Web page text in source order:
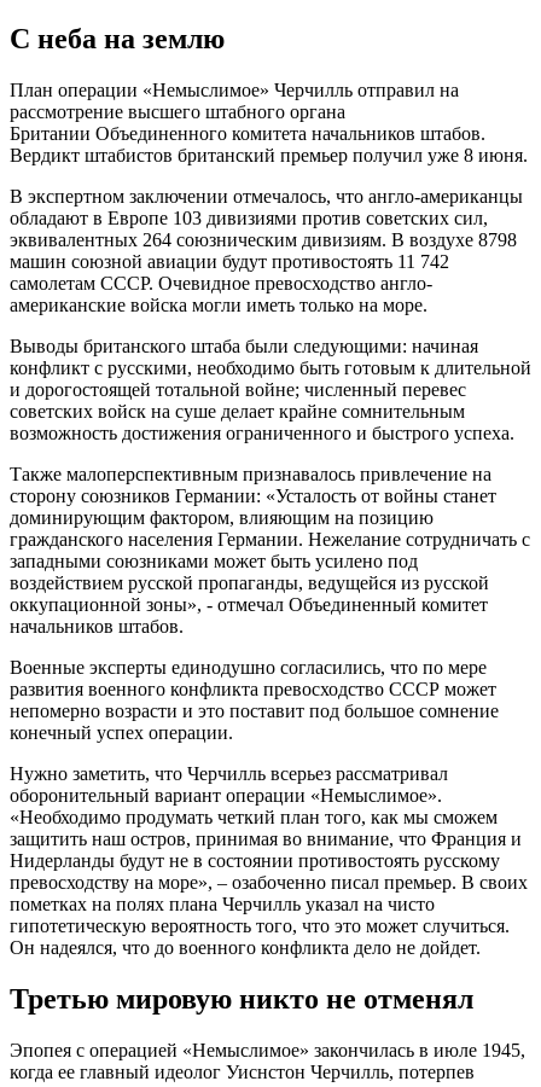
С неба на землю
План операции «Немыслимое» Черчилль отправил на
рассмотрение высшего штабного органа
Британии Объединенного комитета начальников штабов.
Вердикт штабистов британский премьер получил уже 8 июня.
В экспертном заключении отмечалось, что англо-американцы
обладают в Европе 103 дивизиями против советских сил,
эквивалентных 264 союзническим дивизиям. В воздухе 8798
машин союзной авиации будут противостоять 11 742
самолетам СССР. Очевидное превосходство англо-
американские войска могли иметь только на море.
Выводы британского штаба были следующими: начиная
конфликт с русскими, необходимо быть готовым к длительной
и дорогостоящей тоталь­ной войне; численный перевес
советских войск на суше делает крайне сомнитель­ным
возможность достижения ограниченного и быстрого успеха.
Также малоперспективным признавалось привлечение на
сторону союзников Германии: «Усталость от войны станет
доминирующим фактором, вли­яющим на позицию
гражданского населения Германии. Неже­лание сотрудничать с
западными союзниками может быть усиле­но под
воздействием русской пропаганды, ведущейся из рус­ской
оккупационной зоны», - отмечал Объединенный комитет
начальников штабов.
Военные эксперты единодушно согласились, что по мере
развития военного конфликта превосходство СССР может
непомерно возрасти и это поставит под большое сомнение
конечный успех операции.
Нужно заметить, что Черчилль всерьез рассматривал
оборонительный вариант операции «Немыслимое».
«Необходимо продумать четкий план того, как мы сможем
защитить наш остров, прини­мая во внимание, что Франция и
Нидерланды будут не в состоя­нии противостоять русскому
превосходству на море», – озабоченно писал премьер. В своих
пометках на полях плана Черчилль указал на чисто
гипотетическую вероятность того, что это может случиться.
Он надеялся, что до военного конфликта дело не дойдет.
Третью мировую никто не отменял
Эпопея с операцией «Немыслимое» закончилась в июле 1945,
когда ее главный идеолог Уиснстон Черчилль, потерпев